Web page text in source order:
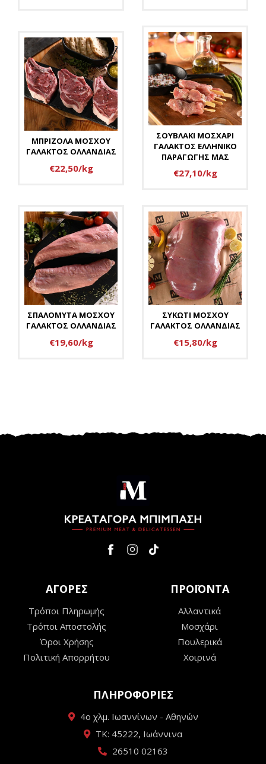
ΜΠΡΙΖΟΛΑ ΜΟΣΧΟΥ
ΓΑΛΑΚΤΟΣ ΟΛΛΑΝΔΙΑΣ
€22,50/kg
ΣΟΥΒΛΑΚΙ ΜΟΣΧΑΡΙ
ΓΑΛΑΚΤΟΣ ΕΛΛΗΝΙΚΟ
ΠΑΡΑΓΩΓΗΣ ΜΑΣ
€27,10/kg
ΣΠΑΛΟΜΥΤΑ ΜΟΣΧΟΥ
ΓΑΛΑΚΤΟΣ ΟΛΛΑΝΔΙΑΣ
€19,60/kg
ΣΥΚΩΤΙ ΜΟΣΧΟΥ
ΓΑΛΑΚΤΟΣ ΟΛΛΑΝΔΙΑΣ
€15,80/kg
ΑΓΟΡΕΣ
Τρόποι Πληρωμής
Τρόποι Αποστολής
Όροι Χρήσης
Πολιτική Απορρήτου
ΠΡΟΪΟΝΤΑ
Αλλαντικά
Μοσχάρι
Πουλερικά
Χοιρινά
ΠΛΗΡΟΦΟΡΙΕΣ
4ο χλμ. Ιωαννίνων - Αθηνών
ΤΚ: 45222, Ιωάννινα
26510 02163